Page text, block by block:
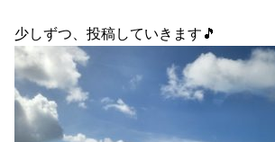
少しずつ、投稿していきます🎵